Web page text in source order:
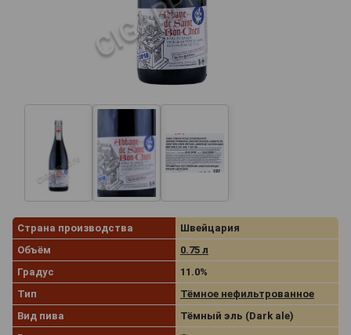
Страна производства
Швейцария
Объём
0.75 л
Градус
11.0%
Тип
Тёмное нефильтрованное
Вид пива
Тёмный эль (Dark ale)